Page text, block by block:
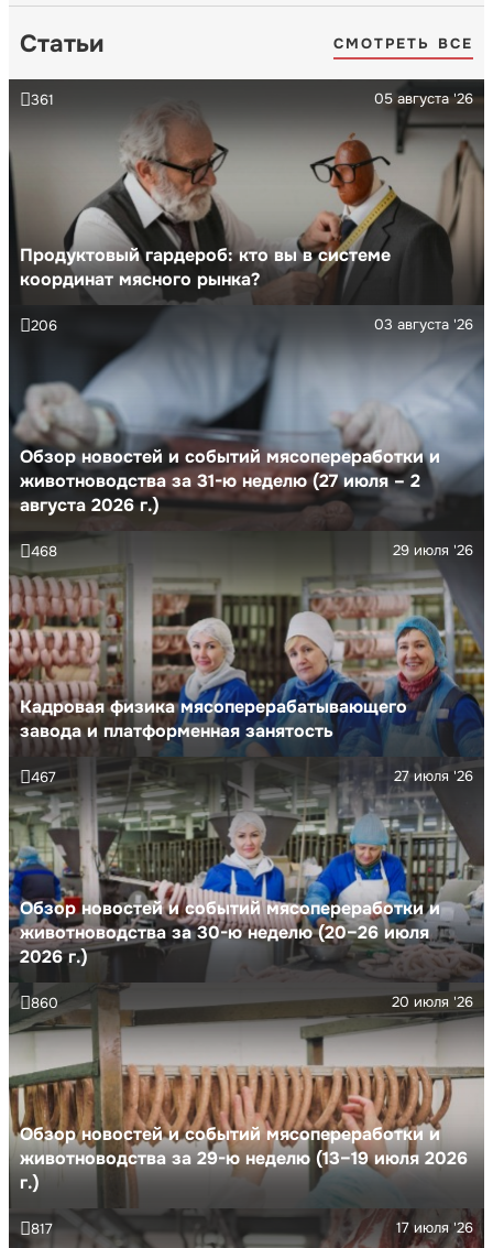
Статьи СМОТРЕТЬ ВСЕ
Продуктовый гардероб: кто вы в системе
координат мясного рынка?
05 августа '26
361
Обзор новостей и событий мясопереработки и
животноводства за 31-ю неделю (27 июля – 2
августа 2026 г.)
03 августа '26
206
Кадровая физика мясоперерабатывающего
завода и платформенная занятость
29 июля '26
468
Обзор новостей и событий мясопереработки и
животноводства за 30-ю неделю (20–26 июля
2026 г.)
27 июля '26
467
Обзор новостей и событий мясопереработки и
животноводства за 29-ю неделю (13–19 июля 2026
г.)
20 июля '26
860
17 июля '26
817